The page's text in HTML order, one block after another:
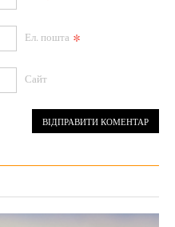
Ел. пошта *
Сайт